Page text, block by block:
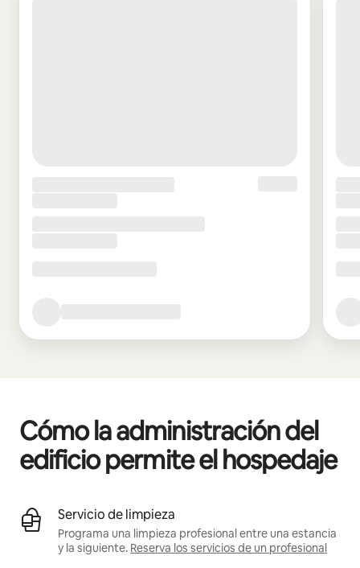
Cómo la administración del
edificio permite el hospedaje
Servicio de limpieza
Programa una limpieza profesional entre una estancia
y la siguiente. Reserva los servicios de un profesional